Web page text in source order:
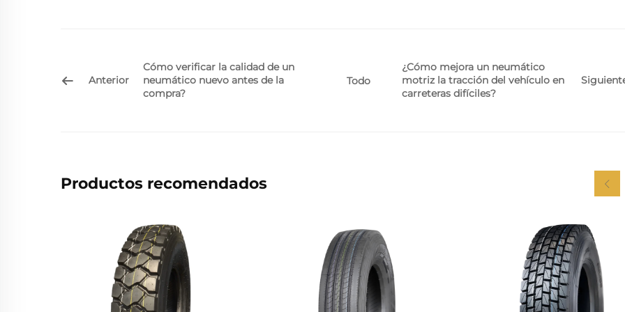
Anterior
Cómo verificar la calidad de un
neumático nuevo antes de la
compra?
Todo
¿Cómo mejora un neumático
motriz la tracción del vehículo en
carreteras difíciles?
Productos recomendados